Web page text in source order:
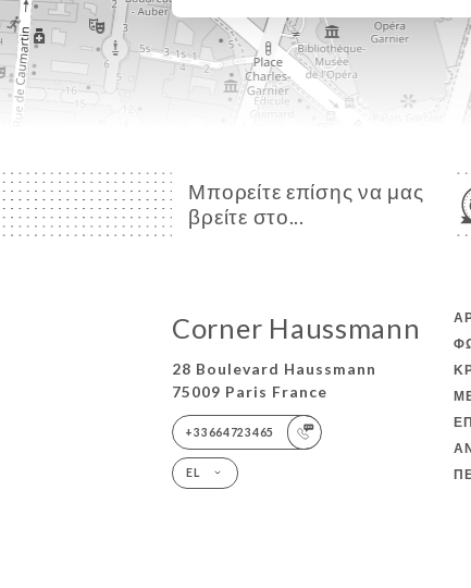
Μπορείτε επίσης να μας
βρείτε στο...
Corner Haussmann
28 Boulevard Haussmann
75009 Paris France
+33664723465
EL